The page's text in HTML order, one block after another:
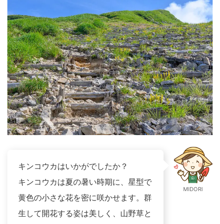
キンコウカはいかがでしたか？
キンコウカは夏の暑い時期に、星型で
黄色の小さな花を密に咲かせます。群
生して開花する姿は美しく、山野草と
MIDORI